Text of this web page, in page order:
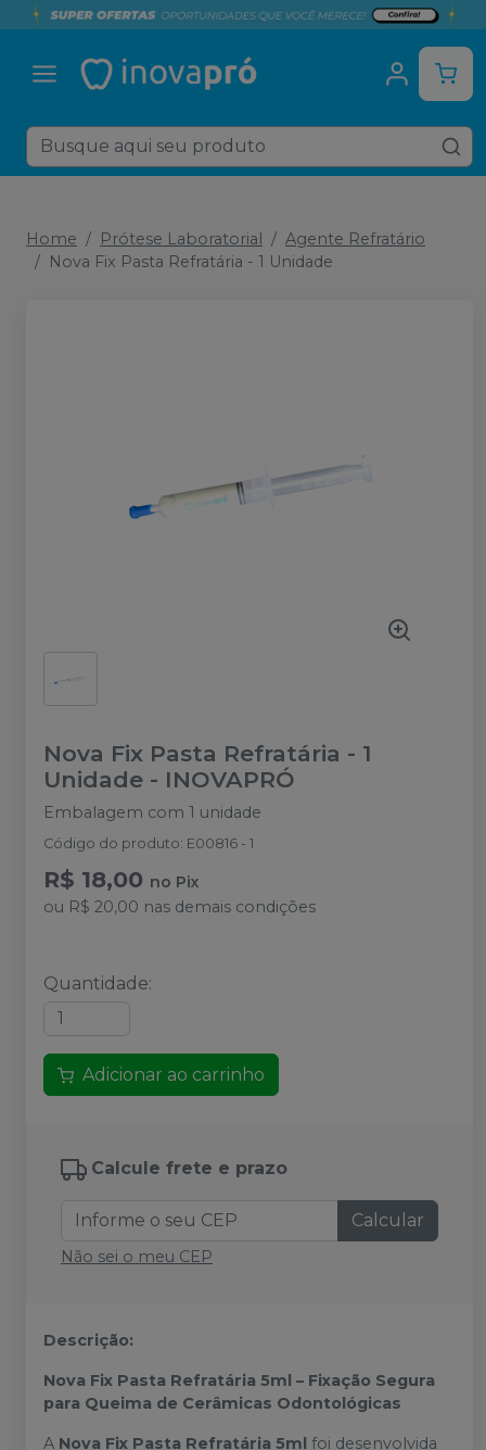
Home Prótese Laboratorial
Agente Refratário
Nova Fix Pasta Refratária - 1 Unidade
Nova Fix Pasta Refratária - 1
Unidade - INOVAPRÓ
Embalagem com 1 unidade
Código do produto: E00816 - 1
R$ 18,00 no Pix
ou R$ 20,00 nas demais condições
Quantidade:
Adicionar ao carrinho
Calcule frete e prazo
Calcular
Não sei o meu CEP
Descrição:
Nova Fix Pasta Refratária 5ml – Fixação Segura
para Queima de Cerâmicas Odontológicas
A Nova Fix Pasta Refratária 5ml foi desenvolvida